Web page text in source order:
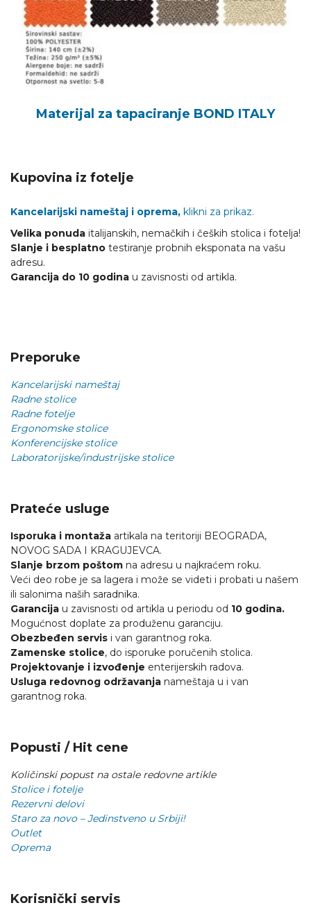
Materijal za tapaciranje BOND ITALY
Kupovina iz fotelje
Kancelarijski nameštaj i oprema, klikni za prikaz.
Velika ponuda italijanskih, nemačkih i čeških stolica i fotelja!
Slanje i besplatno testiranje probnih eksponata na vašu
adresu.
Garancija do 10 godina u zavisnosti od artikla.
Preporuke
Kancelarijski nameštaj
Radne stolice
Radne fotelje
Ergonomske stolice
Konferencijske stolice
Laboratorijske/industrijske stolice
Prateće usluge
Isporuka i montaža artikala na teritoriji BEOGRADA,
NOVOG SADA I KRAGUJEVCA.
Slanje brzom poštom na adresu u najkraćem roku.
Veći deo robe je sa lagera i može se videti i probati u našem
ili salonima naših saradnika.
Garancija u zavisnosti od artikla u periodu od 10 godina.
Mogućnost doplate za produženu garanciju.
Obezbeđen servis i van garantnog roka.
Zamenske stolice, do isporuke poručenih stolica.
Projektovanje i izvođenje enterijerskih radova.
Usluga redovnog održavanja nameštaja u i van
garantnog roka.
Popusti / Hit cene
Količinski popust na ostale redovne artikle
Stolice i fotelje
Rezervni delovi
Staro za novo – Jedinstveno u Srbiji!
Outlet
Oprema
Korisnički servis